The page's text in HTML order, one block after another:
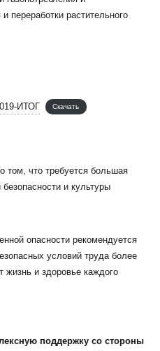
переработки растительного
ИТОГ Скачать
том, что требуется большая
и культуры
опасности рекомендуется
условий труда более
жизнь и здоровье каждого
поддержку со стороны